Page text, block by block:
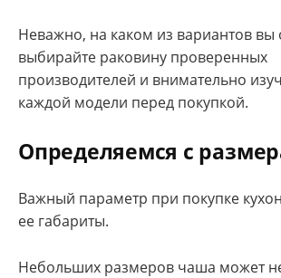
Неважно, на каком из вариантов вы
выбирайте раковину проверенных
производителей и внимательно
каждой модели перед покупкой.
Определяемся с
Важный параметр при покупке
ее габариты.
Небольших размеров чаша может